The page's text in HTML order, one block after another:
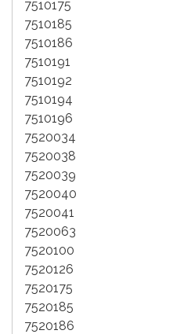
7510175
7510185
7510186
7510191
7510192
7510194
7510196
7520034
7520038
7520039
7520040
7520041
7520063
7520100
7520126
7520175
7520185
7520186